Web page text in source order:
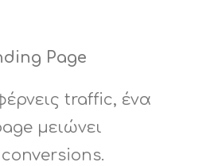
Page
traffic, ένα
μειώνει